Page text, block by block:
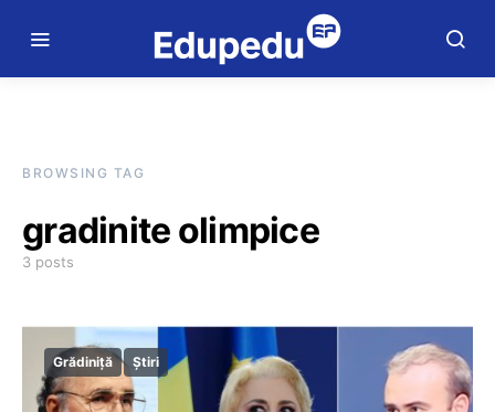
BROWSING TAG
gradinite olimpice
3 posts
Grădiniță Știri